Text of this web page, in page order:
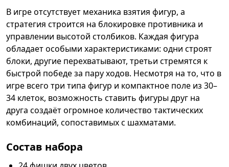
В игре отсутствует механика взятия фигур, а
стратегия строится на блокировке противника и
управлении высотой столбиков. Каждая фигура
обладает особыми характеристиками: одни строят
блоки, другие перехватывают, третьи стремятся к
быстрой победе за пару ходов. Несмотря на то, что в
игре всего три типа фигур и компактное поле из 30–
34 клеток, возможность ставить фигуры друг на
друга создаёт огромное количество тактических
комбинаций, сопоставимых с шахматами.
Состав набора